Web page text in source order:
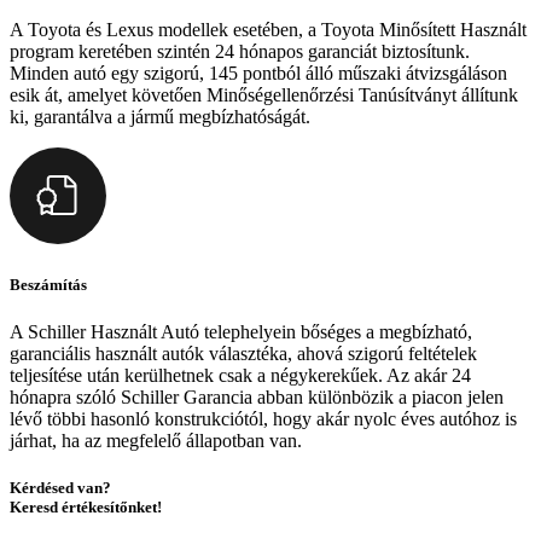
A Toyota és Lexus modellek esetében, a Toyota Minősített Használt
program keretében szintén 24 hónapos garanciát biztosítunk.
Minden autó egy szigorú, 145 pontból álló műszaki átvizsgáláson
esik át, amelyet követően Minőségellenőrzési Tanúsítványt állítunk
ki, garantálva a jármű megbízhatóságát.
Beszámítás
A Schiller Használt Autó telephelyein bőséges a megbízható,
garanciális használt autók választéka, ahová szigorú feltételek
teljesítése után kerülhetnek csak a négykerekűek. Az akár 24
hónapra szóló Schiller Garancia abban különbözik a piacon jelen
lévő többi hasonló konstrukciótól, hogy akár nyolc éves autóhoz is
járhat, ha az megfelelő állapotban van.
Kérdésed van?
Keresd értékesítőnket!